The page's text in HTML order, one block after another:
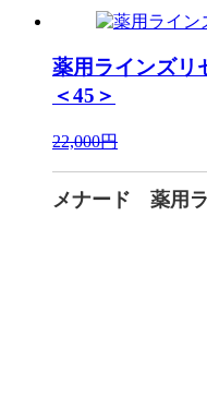
薬用ラインズリ
＜45＞
22,000円
メナード 薬用